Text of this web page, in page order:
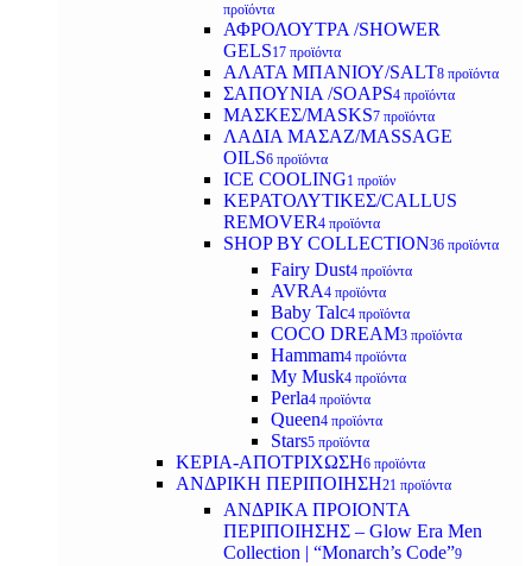
προϊόντα
ΑΦΡΟΛΟΥΤΡΑ /SHOWER
GELS17 προϊόντα
ΑΛΑΤΑ ΜΠΑΝΙΟΥ/SALT8 προϊόντα
ΣΑΠΟΥΝΙΑ /SOAPS4 προϊόντα
ΜΑΣΚΕΣ/MASKS7 προϊόντα
ΛΑΔΙΑ ΜΑΣΑΖ/MASSAGE
OILS6 προϊόντα
ICE COOLING1 προϊόν
ΚΕΡΑΤΟΛΥΤΙΚΕΣ/CALLUS
REMOVER4 προϊόντα
SHOP BY COLLECTION36 προϊόντα
Fairy Dust4 προϊόντα
AVRA4 προϊόντα
Baby Talc4 προϊόντα
COCO DREAM3 προϊόντα
Hammam4 προϊόντα
My Musk4 προϊόντα
Perla4 προϊόντα
Queen4 προϊόντα
Stars5 προϊόντα
ΚΕΡΙΑ-ΑΠΟΤΡΙΧΩΣΗ6 προϊόντα
ΑΝΔΡΙΚΗ ΠΕΡΙΠΟΙΗΣΗ21 προϊόντα
ΑΝΔΡΙΚΑ ΠΡΟΙΟΝΤΑ
ΠΕΡΙΠΟΙΗΣΗΣ – Glow Era Men
Collection | “Monarch’s Code”9